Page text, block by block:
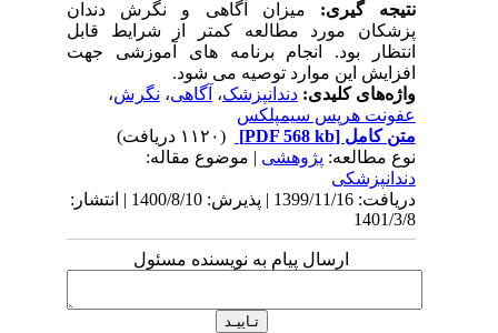
نتیجه گیری:میزان آگاهی و نگرش دندان
پزشکان مورد مطالعه کمتر از شرایط قابل
انتظار بود. انجام برنامه های آموزشی جهت
افزایش این موارد توصیه می شود.
واژه‌های کلیدی:دندانپزشک،آگاهی،نگرش،
عفونت هرپس سیمپلکس
متن کامل[PDF 568 kb]
نوع مطالعه:پژوهشی| موضوع مقاله:
دندانپزشکی
دریافت: 1399/11/16 | پذیرش: 1400/8/10 | انتشار:
1401/3/8
ارسال پیام به نویسنده مسئول